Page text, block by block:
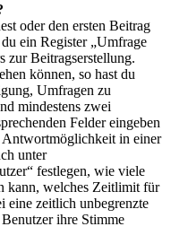
oder den ersten Beitrag
ein Register „Umfrage
zur Beitragserstellung.
können, so hast du
Umfragen zu
mindestens zwei
Felder eingeben
Antwortmöglichkeit in einer
unter
festlegen, wie viele
kann, welches Zeitlimit für
eine zeitlich unbegrenzte
ihre Stimme